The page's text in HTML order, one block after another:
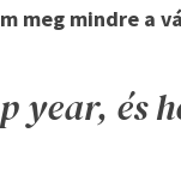
meg mindre a
year, és